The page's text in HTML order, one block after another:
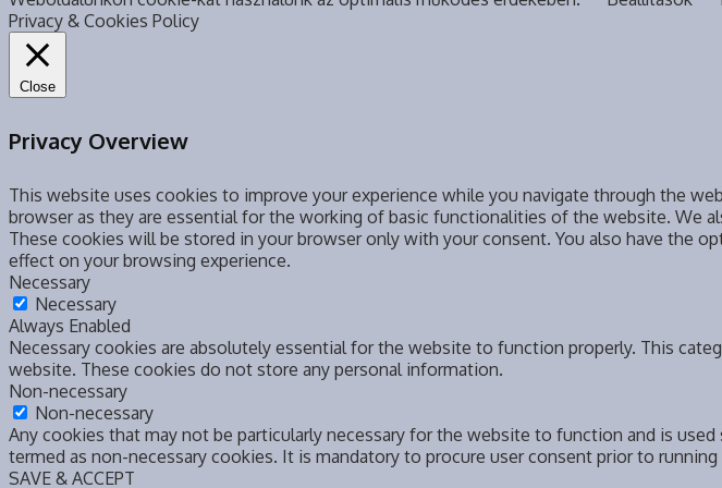
Privacy & Cookies Policy
Close
Privacy Overview
This website uses cookies to improve your experience while you navigate through the
browser as they are essential for the working of basic functionalities of the website. We
These cookies will be stored in your browser only with your consent. You also have
effect on your browsing experience.
Necessary
Necessary
Always Enabled
Necessary cookies are absolutely essential for the website to function properly. This
website. These cookies do not store any personal information.
Non-necessary
Non-necessary
Any cookies that may not be particularly necessary for the website to function and is
termed as non-necessary cookies. It is mandatory to procure user consent prior to
SAVE & ACCEPT